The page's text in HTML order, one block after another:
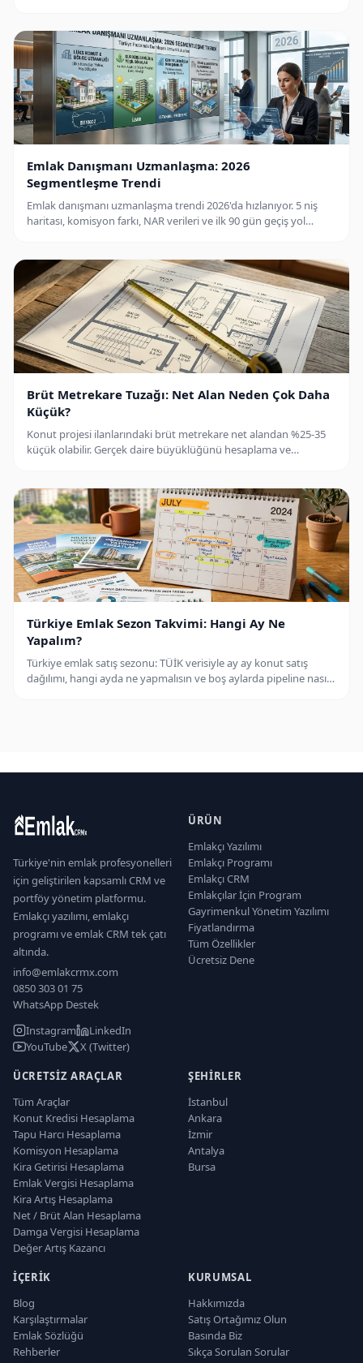
Emlak Danışmanı Uzmanlaşma: 2026
Segmentleşme Trendi
Emlak danışmanı uzmanlaşma trendi 2026'da hızlanıyor. 5 niş
haritası, komisyon farkı, NAR verileri ve ilk 90 gün geçiş yol
Brüt Metrekare Tuzağı: Net Alan Neden Çok Daha
Küçük?
Konut projesi ilanlarındaki brüt metrekare net alandan %25-35
küçük olabilir. Gerçek daire büyüklüğünü hesaplama ve
Türkiye Emlak Sezon Takvimi: Hangi Ay Ne
Yapalım?
Türkiye emlak satış sezonu: TÜİK verisiyle ay ay konut satış
dağılımı, hangi ayda ne yapmalısın ve boş aylarda pipeline nasıl
Türkiye'nin emlak profesyonelleri
için geliştirilen kapsamlı CRM ve
portföy yönetim platformu.
Emlakçı yazılımı, emlakçı
programı ve emlak CRM tek çatı
altında.
info@emlakcrmx.com
0850 303 01 75
WhatsApp Destek
Instagram
LinkedIn
YouTube
X (Twitter)
ÜRÜN
Emlakçı Yazılımı
Emlakçı Programı
Emlakçı CRM
Emlakçılar İçin Program
Gayrimenkul Yönetim Yazılımı
Fiyatlandırma
Tüm Özellikler
Ücretsiz Dene
ÜCRETSIZ ARAÇLAR
Tüm Araçlar
Konut Kredisi Hesaplama
Tapu Harcı Hesaplama
Komisyon Hesaplama
Kira Getirisi Hesaplama
Emlak Vergisi Hesaplama
Kira Artış Hesaplama
Net / Brüt Alan Hesaplama
Damga Vergisi Hesaplama
Değer Artış Kazancı
ŞEHIRLER
İstanbul
Ankara
İzmir
Antalya
Bursa
İÇERIK
Blog
Karşılaştırmalar
Emlak Sözlüğü
Rehberler
KURUMSAL
Hakkımızda
Satış Ortağımız Olun
Basında Biz
Sıkça Sorulan Sorular